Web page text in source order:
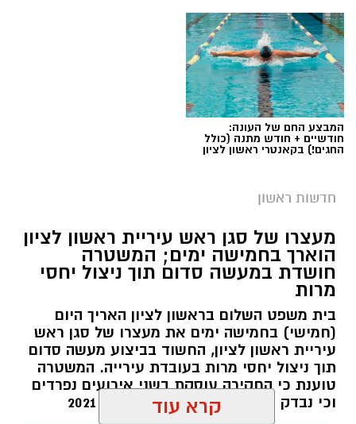
צילומים: משרד הבריאות
משרד הבריאות פרסם אזהרה לציבור מפני שימוש
במוצרי שיער נוספים שנתפסו במסגרת מבצע
פיקוח שנערך בתשעה סניפי רשת "מרכז
ההחלקות".
האזהרה מתפרסמת לאחר שבדיקות מעבדה
הושלמו לכלל המוצרים שנאספו במהלך המבצע,
ובהמשך להודעת משרד הבריאות שפורסמה בחודש
המבצע החם של העונה:
חודשיים + חודש מתנה (כולל
החגים!) בקאנטרי ראשון לציון
חדשות ראשון
מעצרו של סגן ראש עיריית ראשון לציון
הוארך בחמישה ימים; המשטרה
חושדת במעשה סדום תוך ניצול יחסי
מרות
בית משפט השלום בראשון לציון האריך היום
(חמישי) בחמישה ימים את מעצרו של סגן ראש
עיריית ראשון לציון, החשוד בביצוע מעשה סדום
תוך ניצול יחסי מרות בעובדת עירייה. המשטרה
טוענת כי החקירה עוסקת בשני אירועים נפרדים
וכי נבדק חשד למקרים נוספים משנת 2021
קרא עוד